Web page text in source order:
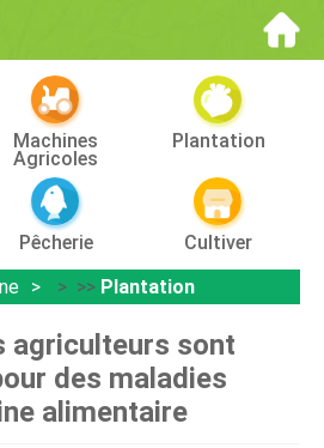
Machines
Agricoles
Plantation
Pêcherie
Cultiver
> >> Plantation
agriculteurs sont
des maladies
alimentaire